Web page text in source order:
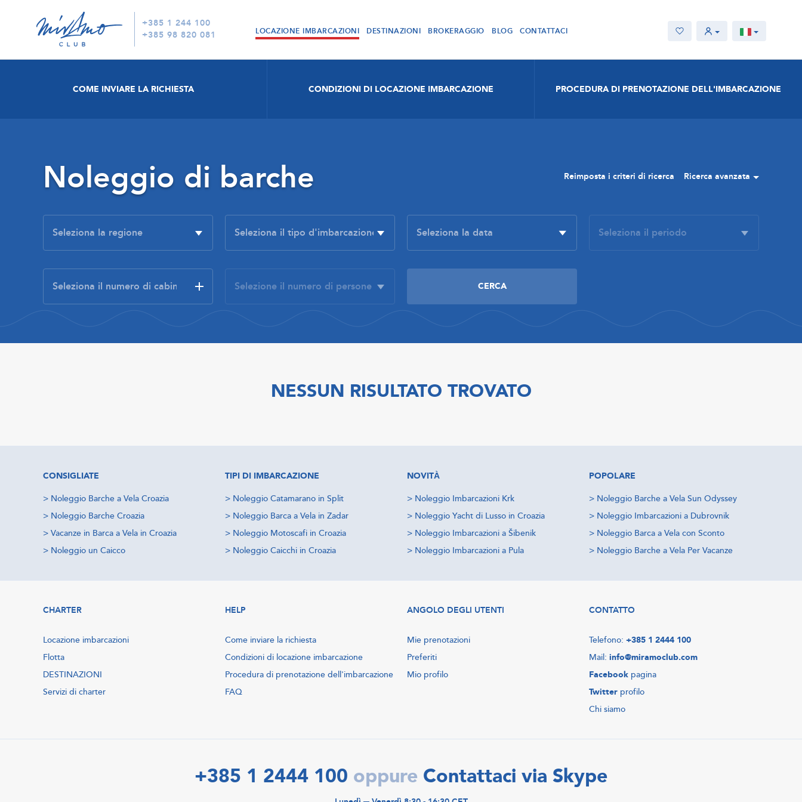
+385 1 244 100
+385 98 820 081
LOCAZIONE IMBARCAZIONI DESTINAZIONI BROKERAGGIO BLOG CONTATTACI
COME INVIARE LA RICHIESTA CONDIZIONI DI LOCAZIONE IMBARCAZIONE PROCEDURA DI PRENOTAZIONE DELL'IMBARCAZIONE
Noleggio di barche Reimposta i criteri di ricerca Ricerca avanzata
NESSUN RISULTATO TROVATO
CONSIGLIATE
> Noleggio Barche a Vela Croazia
> Noleggio Barche Croazia
> Vacanze in Barca a Vela in Croazia
> Noleggio un Caicco
TIPI DI IMBARCAZIONE
> Noleggio Catamarano in Split
> Noleggio Barca a Vela in Zadar
> Noleggio Motoscafi in Croazia
> Noleggio Caicchi in Croazia
NOVITÀ
> Noleggio Imbarcazioni Krk
> Noleggio Yacht di Lusso in Croazia
> Noleggio Imbarcazioni a Šibenik
> Noleggio Imbarcazioni a Pula
POPOLARE
> Noleggio Barche a Vela Sun Odyssey
> Noleggio Imbarcazioni a Dubrovnik
> Noleggio Barca a Vela con Sconto
> Noleggio Barche a Vela Per Vacanze
CHARTER
Locazione imbarcazioni
Flotta
DESTINAZIONI
Servizi di charter
HELP
Come inviare la richiesta
Condizioni di locazione imbarcazione
Procedura di prenotazione dell'imbarcazione
FAQ
ANGOLO DEGLI UTENTI
Mie prenotazioni
Preferiti
Mio profilo
CONTATTO
Telefono: +385 1 2444 100
Mail: info@miramoclub.com
Facebook pagina
Twitter profilo
Chi siamo
+385 1 2444 100 oppure Contattaci via Skype